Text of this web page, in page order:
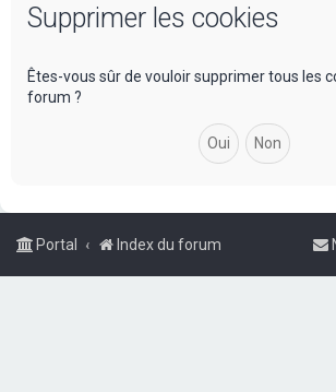
Supprimer les cookies
Êtes-vous sûr de vouloir supprimer tous les
forum ?
Portal Index du forum